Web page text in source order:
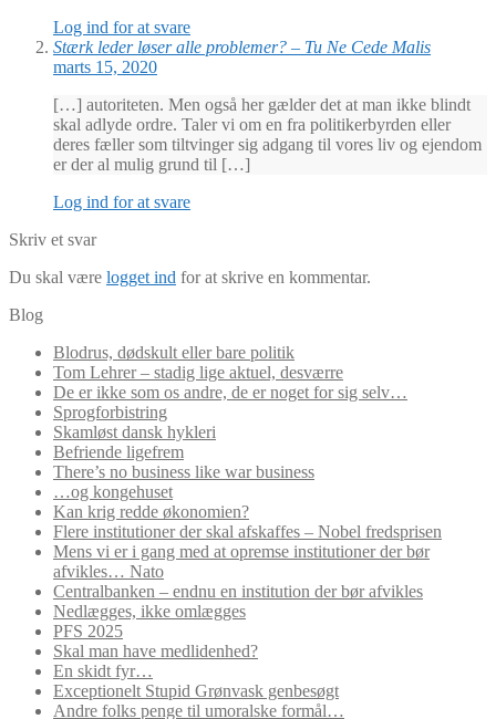
Log ind for at svare
Stærk leder løser alle problemer? – Tu Ne Cede Malis
marts 15, 2020
[…] autoriteten. Men også her gælder det at man ikke blindt
skal adlyde ordre. Taler vi om en fra politikerbyrden eller
deres fæller som tiltvinger sig adgang til vores liv og ejendom
er der al mulig grund til […]
Log ind for at svare
Skriv et svar
Du skal være logget ind for at skrive en kommentar.
Blog
Blodrus, dødskult eller bare politik
Tom Lehrer – stadig lige aktuel, desværre
De er ikke som os andre, de er noget for sig selv…
Sprogforbistring
Skamløst dansk hykleri
Befriende ligefrem
There’s no business like war business
…og kongehuset
Kan krig redde økonomien?
Flere institutioner der skal afskaffes – Nobel fredsprisen
Mens vi er i gang med at opremse institutioner der bør
afvikles… Nato
Centralbanken – endnu en institution der bør afvikles
Nedlægges, ikke omlægges
PFS 2025
Skal man have medlidenhed?
En skidt fyr…
Exceptionelt Stupid Grønvask genbesøgt
Andre folks penge til umoralske formål…